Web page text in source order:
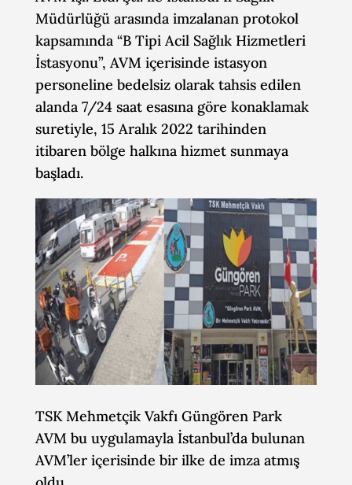
Müdürlüğü arasında imzalanan protokol
kapsamında “B Tipi Acil Sağlık Hizmetleri
İstasyonu”, AVM içerisinde istasyon
personeline bedelsiz olarak tahsis edilen
alanda 7/24 saat esasına göre konaklamak
suretiyle, 15 Aralık 2022 tarihinden
itibaren bölge halkına hizmet sunmaya
başladı.
TSK Mehmetçik Vakfı Güngören Park
AVM bu uygulamayla İstanbul’da bulunan
AVM’ler içerisinde bir ilke de imza atmış